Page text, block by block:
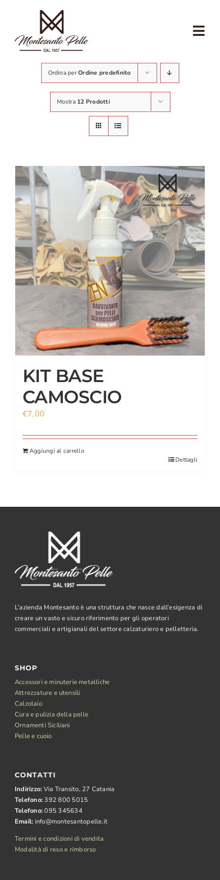
contenuto
CHI SIAMO
CALZOLAIO
NEGOZIO
NEGOZIO COMMERCIANTI
CONTATTI
CARRELLO
ACCOUNT
Ordina perOrdine predefinito
Mostra 12 Prodotti
KIT BASE
CAMOSCIO
€7,00
Aggiungi al carrello
Dettagli
L’azienda Montesanto è una struttura che nasce dall’esigenza di
creare un vasto e sicuro riferimento per gli operatori
commerciali e artigianali del settore calzaturiero e pelletteria.
SHOP
Accessori e minuterie metalliche
Attrezzature e utensili
Calzolaio
Cura e pulizia della pelle
Ornamenti Siciliani
Pelle e cuoio
CONTATTI
Indirizzo: Via Transito, 27 Catania
Telefono: 392 800 5015
Telefono:095 345634
Email: info@montesantopelle.it
Termini e condizioni di vendita
Modalità di reso e rimborso